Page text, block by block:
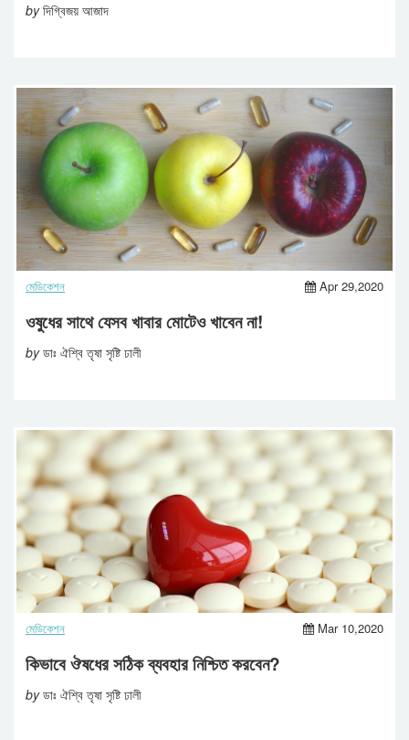
byদিগ্বিজয় আজাদ
মেডিকেশন Apr 29,2020
ওষুধের সাথে যেসব খাবার মোটেও খাবেন না!
byডাঃ ঐশ্বি তৃষা সৃষ্টি ঢালী
মেডিকেশন Mar 10,2020
কিভাবে ঔষধের সঠিক ব্যবহার নিশ্চিত করবেন?
byডাঃ ঐশ্বি তৃষা সৃষ্টি ঢালী